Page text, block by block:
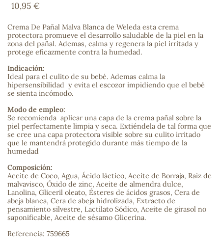
10,95 €
Crema De Pañal Malva Blanca de Weleda esta crema
protectora promueve el desarrollo saludable de la piel en la
zona del pañal. Ademas, calma y regenera la piel irritada y
protege eficazmente contra la humedad.
Indicación:
Ideal para el culito de su bebé. Ademas calma la
hipersensibilidad y evita el escozor impidiendo que el bebé
se sienta incómodo.
Modo de empleo:
Se recomienda aplicar una capa de la crema pañal sobre la
piel perfectamente limpia y seca. Extiéndela de tal forma que
se cree una capa protectora visible sobre su culito irritado
que le mantendrá protegido durante más tiempo de la
humedad
Composición:
Aceite de Coco, Agua, Ácido láctico, Aceite de Borraja, Raíz de
malvavisco, Óxido de zinc, Aceite de almendra dulce,
Lanolina, Gliceril oleato, Ésteres de ácidos grasos, Cera de
abeja blanca, Cera de abeja hidrolizada, Extracto de
pensamiento silvestre, Lactilato Sódico, Aceite de girasol no
saponificable, Aceite de sésamo Glicerina.
Referencia: 759665